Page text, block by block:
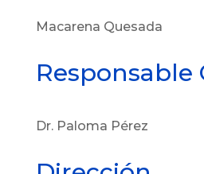
Macarena Quesada
Responsable
Dr. Paloma Pérez